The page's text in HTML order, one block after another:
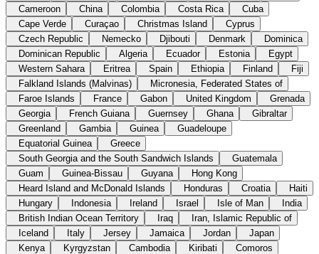
Cameroon
China Colombia Costa Rica
Cuba
Cape Verde
Curaçao Christmas Island
Cyprus
Czech Republic
Nemecko Djibouti Denmark
Dominica
Dominican Republic
Algeria Ecuador Estonia
Egypt
Western Sahara
Eritrea Spain Ethiopia Finland
Fiji
Falkland Islands (Malvinas)
Micronesia, Federated States of
Faroe Islands
France Gabon United Kingdom
Grenada
Georgia
French Guiana Guernsey Ghana
Gibraltar
Greenland
Gambia Guinea
Guadeloupe
Equatorial Guinea
Greece
South Georgia and the South Sandwich Islands
Guatemala
Guam
Guinea-Bissau Guyana
Hong Kong
Heard Island and McDonald Islands
Honduras Croatia
Haiti
Hungary
Indonesia Ireland Israel Isle of Man
India
British Indian Ocean Territory
Iraq
Iran, Islamic Republic of
Iceland
Italy Jersey Jamaica Jordan
Japan
Kenya
Kyrgyzstan Cambodia Kiribati
Comoros